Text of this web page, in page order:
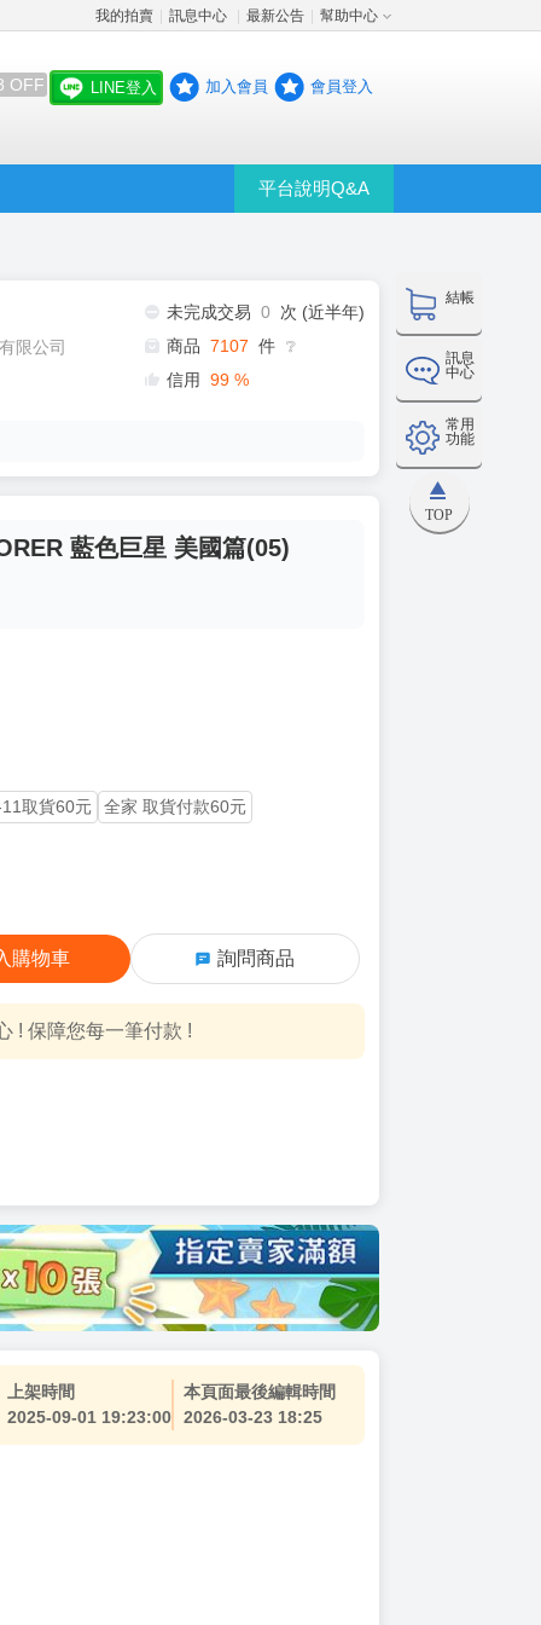
我的拍賣 訊息中心 最新公告 幫助中心
OFF LINE登入 加入會員 會員登入
平台說明Q&A
結帳
訊息
中心
常用
功能
TOP
限公司
未完成交易 0
次 (近半年)
商品 7107 件 ❔
信用 99 %
藍色巨星 美國篇(05)
取貨60元
全家 取貨付款60元
購物車 詢問商品
! 保障您每一筆付款 !